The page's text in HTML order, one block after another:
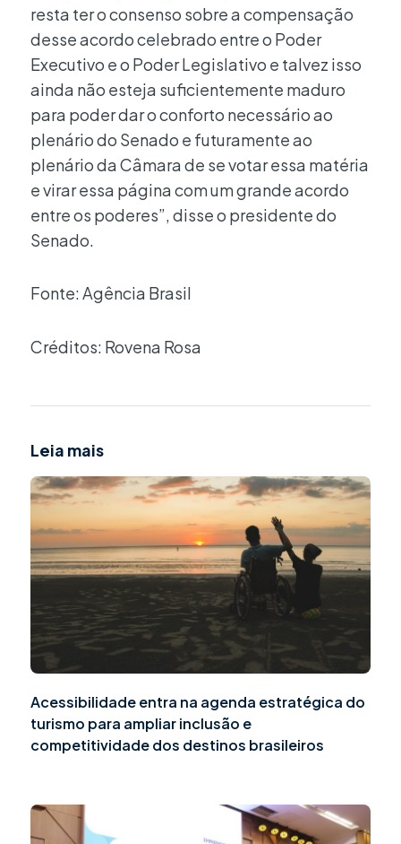
resta ter o consenso sobre a compensação
desse acordo celebrado entre o Poder
Executivo e o Poder Legislativo e talvez isso
ainda não esteja suficientemente maduro
para poder dar o conforto necessário ao
plenário do Senado e futuramente ao
plenário da Câmara de se votar essa matéria
e virar essa página com um grande acordo
entre os poderes”, disse o presidente do
Senado.
Fonte: Agência Brasil
Créditos: Rovena Rosa
Leia mais
Acessibilidade entra na agenda estratégica do
turismo para ampliar inclusão e
competitividade dos destinos brasileiros